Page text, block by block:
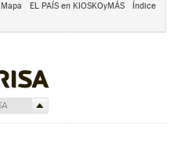
Mapa EL PAÍS en KIOSKOyMÁS
Índice